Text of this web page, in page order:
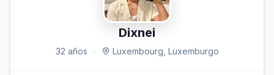
Dixnei
32 años · Luxembourg, Luxemburgo